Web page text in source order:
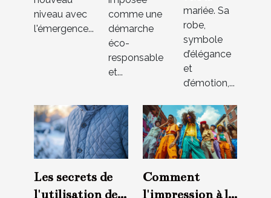
niveau avec
l'émergence...
comme une
démarche
éco-
responsable
et...
mariée. Sa
robe,
symbole
d’élégance
et
d’émotion,...
Les secrets de
l'utilisation des
Comment
l'impression à la